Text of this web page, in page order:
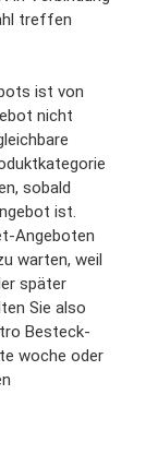
treffen
ist von
nicht
sobald
ist.
Angeboten
warten, weil
später
Sie also
Besteck-
woche oder